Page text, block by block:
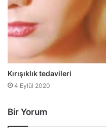
Kırışıklık tedavileri
4 Eylül 2020
Bir Yorum